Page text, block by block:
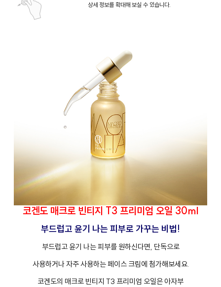
상세 정보를 확대해 보실 수 있습니다.
코겐도 매크로 빈티지 T3 프리미엄 오일 30ml
부드럽고 윤기 나는 피부로 가꾸는 비법!
부드럽고 윤기 나는 피부를 원하신다면, 단독으로
사용하거나 자주 사용하는 페이스 크림에 첨가해보세요.
코겐도의 매크로 빈티지 T3 프리미엄 오일은 아자부